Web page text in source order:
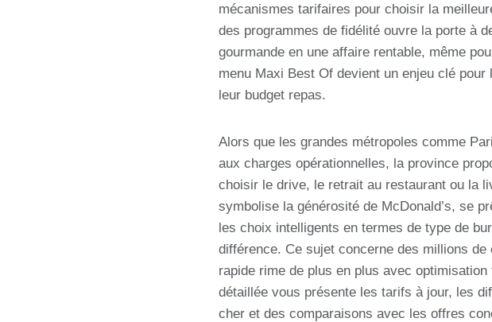
mécanismes tarifaires pour choisir la
des programmes de fidélité ouvre la porte à
gourmande en une affaire rentable, même
menu Maxi Best Of devient un enjeu clé
leur budget repas.
Alors que les grandes métropoles comme
aux charges opérationnelles, la province
choisir le drive, le retrait au restaurant ou la
symbolise la générosité de McDonald’s, se
les choix intelligents en termes de type de
différence. Ce sujet concerne des millions
rapide rime de plus en plus avec
détaillée vous présente les tarifs à jour, les
cher et des comparaisons avec les offres